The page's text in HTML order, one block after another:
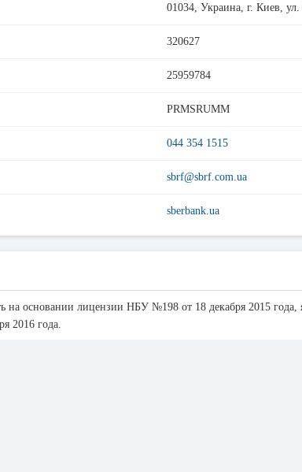
01034, Украина, г. Киев,
320627
25959784
PRMSRUMM
044 354 1515
sbrf@sbrf.com.ua
sberbank.ua
на основании лицензии НБУ №198 от 18 декабря 2015
2016 года.